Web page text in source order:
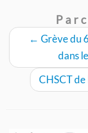
← Grève du
dans
CHSCT